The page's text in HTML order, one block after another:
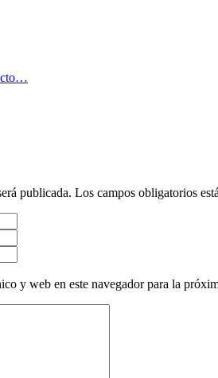
publicada. Los campos obligatorios
y web en este navegador para la